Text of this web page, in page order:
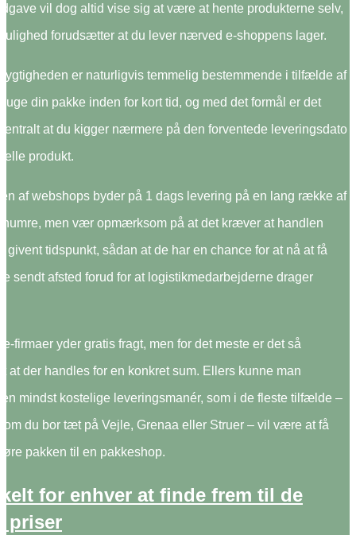
vil dog altid vise sig at være at hente produkterne selv,
forudsætter at du lever nærved e-shoppens lager.
er naturligvis temmelig bestemmende i tilfælde af
din pakke inden for kort tid, og med det formål er det
at du kigger nærmere på den forventede leveringsdato
produkt.
af webshops byder på 1 dags levering på en lang række af
men vær opmærksom på at det kræver at handlen
givent tidspunkt, sådan at de har en chance for at nå at få
sendt afsted forud for at logistikmedarbejderne drager
firmaer yder gratis fragt, men for det meste er det så
at der handles for en konkret sum. Ellers kunne man
mindst kostelige leveringsmanér, som i de fleste tilfælde –
du bor tæt på Vejle, Grenaa eller Struer – vil være at få
pakken til en pakkeshop.
for enhver at finde frem til de
priser